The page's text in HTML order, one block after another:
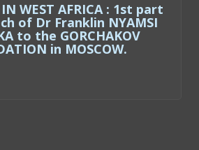
WEST AFRICA : 2nd part
of Dr Franklin NYAMSI
to the GORCHAKOV
in MOSCOW.